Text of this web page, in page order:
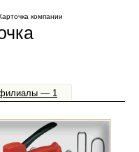
компании
— 1